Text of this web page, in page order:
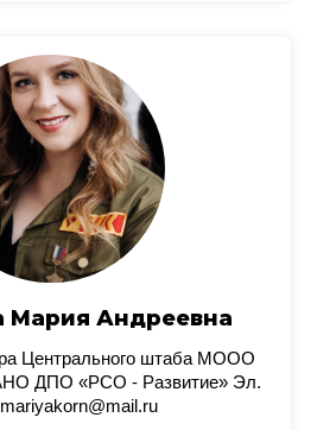
Мария Андреевна
Центрального штаба МООО
ДПО «РСО - Развитие» Эл.